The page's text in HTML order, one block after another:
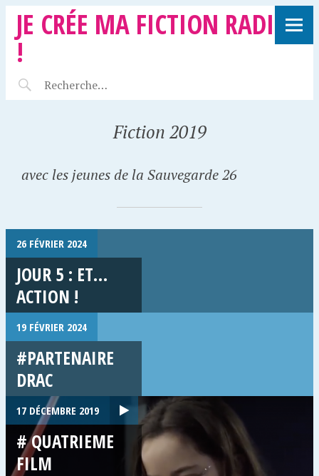
JE CRÉE MA FICTION RADIO
!
Fiction 2019
avec les jeunes de la Sauvegarde 26
26 FÉVRIER 2024
JOUR 5 : ET…
ACTION !
19 FÉVRIER 2024
#PARTENAIRE
DRAC
17 DÉCEMBRE 2019
# QUATRIEME
FILM